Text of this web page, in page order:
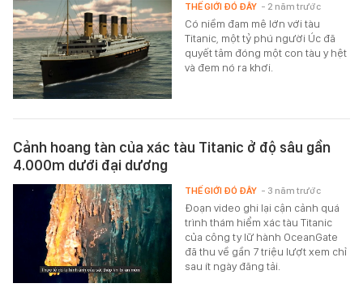
Có niềm đam mê lớn với tàu
Titanic, một tỷ phú người Úc đã
quyết tâm đóng một con tàu y hệt
và đem nó ra khơi.
THẾ GIỚI ĐÓ ĐÂY - 2 năm trước
Cảnh hoang tàn của xác tàu Titanic ở độ sâu gần
4.000m dưới đại dương
Đoạn video ghi lại cận cảnh quá
trình thám hiểm xác tàu Titanic
của công ty lữ hành OceanGate
đã thu về gần 7 triệu lượt xem chỉ
sau ít ngày đăng tải.
THẾ GIỚI ĐÓ ĐÂY - 3 năm trước